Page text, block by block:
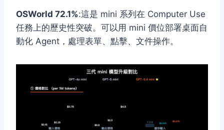
OSWorld 72.1%:這是 mini 系列在 Computer Use
任務上的歷史性突破。可以用 mini 價位部署桌面自
動化 Agent，處理表單、點擊、文件操作。